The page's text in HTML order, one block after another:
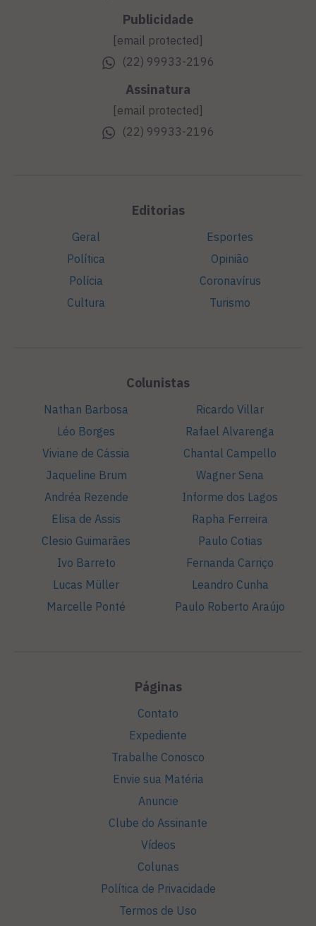
Publicidade
[email protected]
(22) 99933-2196
Assinatura
[email protected]
(22) 99933-2196
Editorias
Geral
Política
Polícia
Cultura
Esportes
Opinião
Coronavírus
Turismo
Colunistas
Nathan Barbosa
Léo Borges
Viviane de Cássia
Jaqueline Brum
Andréa Rezende
Elisa de Assis
Clesio Guimarães
Ivo Barreto
Lucas Müller
Marcelle Ponté
Ricardo Villar
Rafael Alvarenga
Chantal Campello
Wagner Sena
Informe dos Lagos
Rapha Ferreira
Paulo Cotias
Fernanda Carriço
Leandro Cunha
Paulo Roberto Araújo
Páginas
Contato
Expediente
Trabalhe Conosco
Envie sua Matéria
Anuncie
Clube do Assinante
Vídeos
Colunas
Política de Privacidade
Termos de Uso